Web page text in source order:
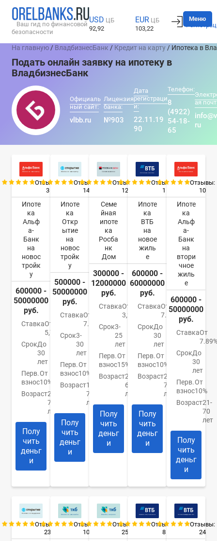
Ваш гид по финансовой
безопасности
USD ЦБ
92,92
EUR ЦБ
103,22
Вход
Меню
На главную / ВладбизнесБанк / Кредит на карту / Ипотека в
Подать онлайн заявку на ипотеку в
ВладбизнесБанк
Официаль
ный сайт:
vlbb.ru
Лицензия
банка:
№903
Дата
регистраци
и:
22.11.19
90
Телефон:
8
(4922)
54-18-
65
ая
ru
Отзывы:
3
Ипоте
ка
Альф
а-
Банк
на
новос
тройк
у
600000 -
50000000
руб.
СтавкаОт
5,79%
СрокДо
30
лет
Перв.
взнос
От
10%
Возраст21-
70
лет
Полу
чить
деньг
и
Отзывы:
14
Ипоте
ка
Откр
ытие
на
новос
тройк
у
500000 -
50000000
руб.
СтавкаОт
7.5%
Срок3-
30
лет
Перв.
взнос
От
10%
Возраст18-
70
лет
Полу
чить
деньг
и
Отзывы:
12
Семе
йная
ипоте
ка
Росба
нк
Дом
300000 -
12000000
руб.
СтавкаОт
3,2%
Срок3-
25
лет
Перв.
взнос
От
15%
Возраст21-
65
лет
Полу
чить
деньг
и
Отзывы:
1
Ипоте
ка
ВТБ
на
новое
жиль
е
600000 -
60000000
руб.
СтавкаОт
7.4%
СрокДо
30
лет
Перв.
взнос
От
10%
Возраст21-
75
лет
Полу
чить
деньг
и
Отзывы:
10
Ипоте
ка
Альф
а-
Банк
на
втори
чное
жиль
е
600000 -
50000000
руб.
СтавкаОт
СрокДо
30
лет
Перв.
взнос
От
10%
Возраст21-
70
лет
Полу
чить
деньг
и
Отзывы:
23
Отзывы:
10
Отзывы:
25
Отзывы:
8
Отзывы:
24